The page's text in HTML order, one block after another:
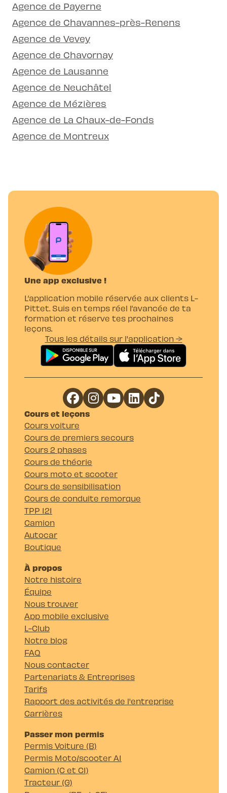
Agence de Payerne
Agence de Chavannes-près-Renens
Agence de Vevey
Agence de Chavornay
Agence de Lausanne
Agence de Neuchâtel
Agence de Mézières
Agence de La Chaux-de-Fonds
Agence de Montreux
Une app exclusive !
L’application mobile réservée aux clients L-
Pittet. Suis en temps réel l’avancée de ta
formation et réserve tes prochaines
leçons.
Tous les détails sur l'application →
Cours et leçons
Cours voiture
Cours de premiers secours
Cours 2 phases
Cours de théorie
Cours moto et scooter
Cours de sensibilisation
Cours de conduite remorque
TPP 121
Camion
Autocar
Boutique
À propos
Notre histoire
Équipe
Nous trouver
App mobile exclusive
L-Club
Notre blog
FAQ
Nous contacter
Partenariats & Entreprises
Tarifs
Rapport des activités de l'entreprise
Carrières
Passer mon permis
Permis Voiture (B)
Permis Moto/scooter A1
Camion (C et C1)
Tracteur (G)